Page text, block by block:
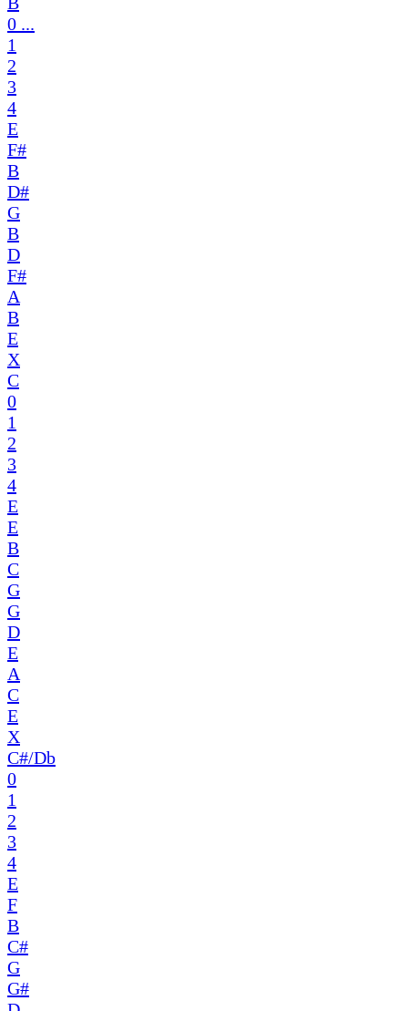
0 ...
1
2
3
4
E
F#
B
D#
G
B
D
F#
A
B
E
X
C
0
1
2
3
4
E
E
B
C
G
G
D
E
A
C
E
X
C#/Db
0
1
2
3
4
E
F
B
C#
G
G#